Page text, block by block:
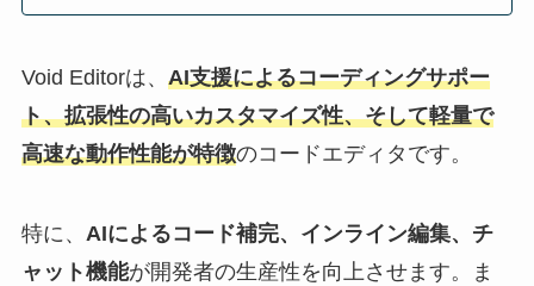
Void Editorは、 AI支援によるコーディングサポー
ト、拡張性の高いカスタマイズ性、そして軽量で
高速な動作性能が特徴のコードエディタです。
特に、 AIによるコード補完、インライン編集、チ
ャット機能が開発者の生産性を向上させます。ま